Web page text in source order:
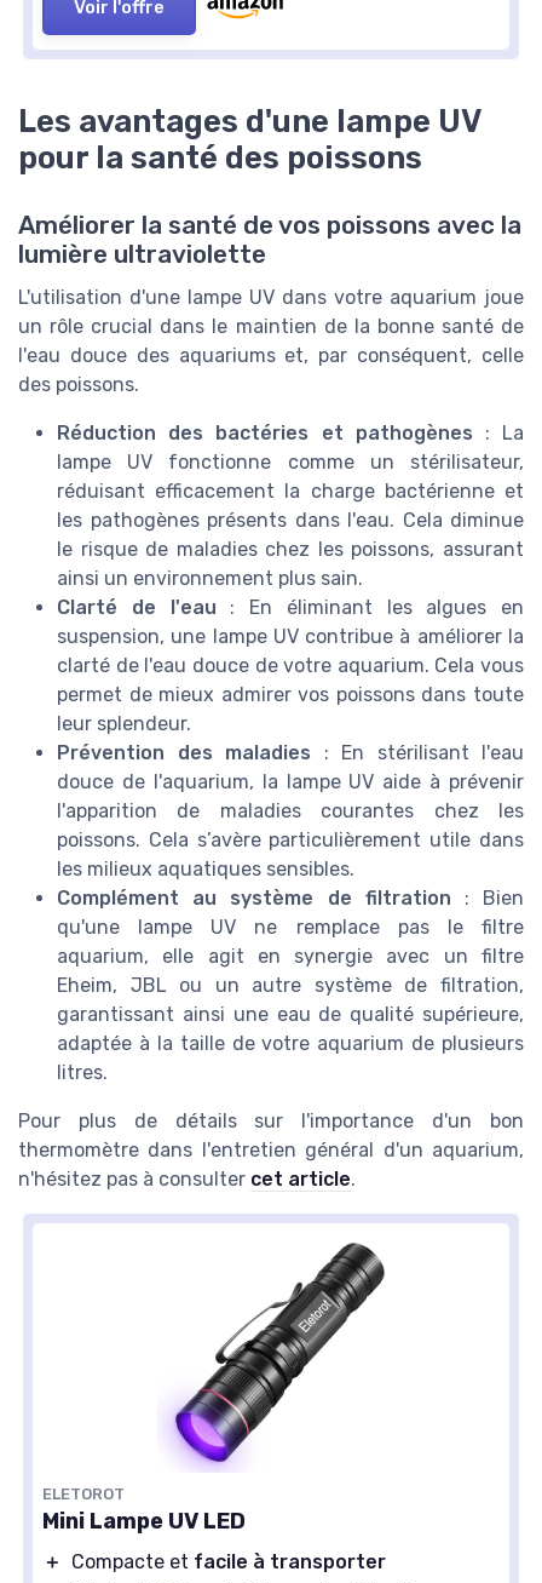
Voir l'offre
Les avantages d'une lampe UV
pour la santé des poissons
Améliorer la santé de vos poissons avec la
lumière ultraviolette
L'utilisation d'une lampe UV dans votre aquarium joue
un rôle crucial dans le maintien de la bonne santé de
l'eau douce des aquariums et, par conséquent, celle
des poissons.
Réduction des bactéries et pathogènes : La
lampe UV fonctionne comme un stérilisateur,
réduisant efficacement la charge bactérienne et
les pathogènes présents dans l'eau. Cela diminue
le risque de maladies chez les poissons, assurant
ainsi un environnement plus sain.
Clarté de l'eau : En éliminant les algues en
suspension, une lampe UV contribue à améliorer la
clarté de l'eau douce de votre aquarium. Cela vous
permet de mieux admirer vos poissons dans toute
leur splendeur.
Prévention des maladies : En stérilisant l'eau
douce de l'aquarium, la lampe UV aide à prévenir
l'apparition de maladies courantes chez les
poissons. Cela s’avère particulièrement utile dans
les milieux aquatiques sensibles.
Complément au système de filtration : Bien
qu'une lampe UV ne remplace pas le filtre
aquarium, elle agit en synergie avec un filtre
Eheim, JBL ou un autre système de filtration,
garantissant ainsi une eau de qualité supérieure,
adaptée à la taille de votre aquarium de plusieurs
litres.
Pour plus de détails sur l'importance d'un bon
thermomètre dans l'entretien général d'un aquarium,
n'hésitez pas à consulter cet article.
ELETOROT
Mini Lampe UV LED
＋ Compacte et facile à transporter